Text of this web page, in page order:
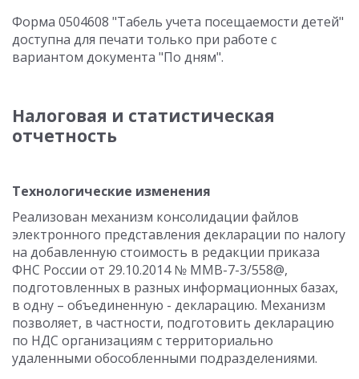
Форма 0504608 "Табель учета посещаемости детей"
доступна для печати только при работе с
вариантом документа "По дням".
Налоговая и статистическая
отчетность
Технологические изменения
Реализован механизм консолидации файлов
электронного представления декларации по налогу
на добавленную стоимость в редакции приказа
ФНС России от 29.10.2014 № ММВ-7-3/558@,
подготовленных в разных информационных базах,
в одну – объединенную - декларацию. Механизм
позволяет, в частности, подготовить декларацию
по НДС организациям с территориально
удаленными обособленными подразделениями.